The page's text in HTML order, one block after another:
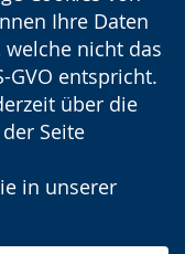
Ihre Daten
nicht das
GVO entspricht.
über die
Seite
in unserer